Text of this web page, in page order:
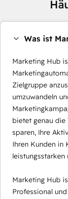
Was ist
Marketing Hub
Zielgruppe
umzuwandeln
bietet genau die
sparen, Ihre
Ihren Kunden in
Marketing Hub
Professional